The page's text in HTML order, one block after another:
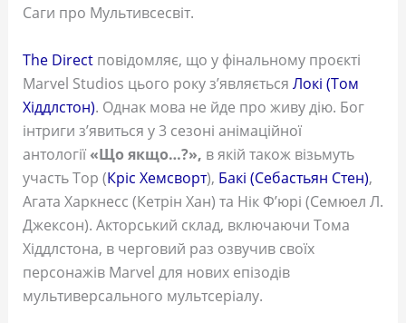
Саги про Мультивсесвіт.
The Directповідомляє, що у фінальному проєкті
Marvel Studios цього року з’являється Локі (Том
Хіддлстон). Однак мова не йде про живу дію. Бог
інтриги з’явиться у 3 сезоні анімаційної
антології«Що якщо…?», в якій також візьмуть
участь Тор (Кріс Хемсворт), Бакі (Себастьян Стен),
Агата Харкнесс (Кетрін Хан) та Нік Ф’юрі (Семюел Л.
Джексон). Акторський склад, включаючи Тома
Хіддлстона, в черговий раз озвучив своїх
персонажів Marvel для нових епізодів
мультиверсального мультсеріалу.